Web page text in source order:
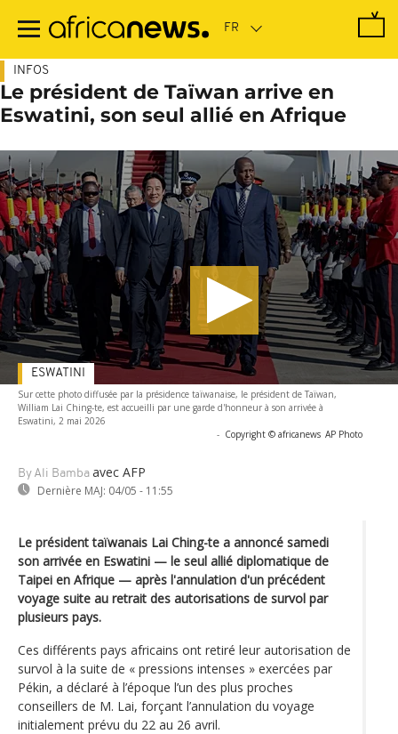
contenu
INFOS
Le président de Taïwan arrive en
Eswatini, son seul allié en Afrique
Sur cette photo diffusée par la présidence taïwanaise, le président de Taïwan,
William Lai Ching-te, est accueilli par une garde d'honneur à son arrivée à
Eswatini, 2 mai 2026
- Copyright © africanews AP Photo
By Ali Bamba avec AFP
Dernière MAJ: 04/05 - 11:55
ESWATINI
Le président taïwanais Lai Ching-te a annoncé samedi
son arrivée en Eswatini — le seul allié diplomatique de
Taipei en Afrique — après l'annulation d'un précédent
voyage suite au retrait des autorisations de survol par
plusieurs pays.
Ces différents pays africains ont retiré leur autorisation de
survol à la suite de « pressions intenses » exercées par
Pékin, a déclaré à l’époque l’un des plus proches
conseillers de M. Lai, forçant l’annulation du voyage
initialement prévu du 22 au 26 avril.